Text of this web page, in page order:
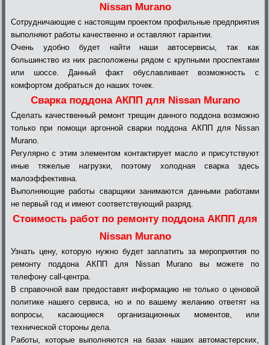
Nissan Murano
Сотрудничающие с настоящим проектом профильные предприятия
выполняют работы качественно и оставляют гарантии.
Очень удобно будет найти наши автосервисы, так как
большинство из них расположены рядом с крупными проспектами
или шоссе. Данный факт обуславливает возможность с
комфортом добраться до наших точек.
Сварка поддона АКПП для Nissan Murano
Сделать качественный ремонт трещин данного поддона возможно
только при помощи аргонной сварки поддона АКПП для Nissan
Murano.
Регулярно с этим элементом контактирует масло и присутствуют
иные тяжелые нагрузки, поэтому холодная сварка здесь
малоэффективна.
Выполняющие работы сварщики занимаются данными работами
не первый год и имеют соответствующий разряд.
Стоимость работ по ремонту поддона АКПП для
Nissan Murano
Узнать цену, которую нужно будет заплатить за мероприятия по
ремонту поддона АКПП для Nissan Murano вы можете по
телефону call-центра.
В справочной вам предоставят информацию не только о ценовой
политике нашего сервиса, но и по вашему желанию ответят на
вопросы, касающиеся организационных моментов, или
технической стороны дела.
Работы, которые выполняются на базах наших автомастерских,